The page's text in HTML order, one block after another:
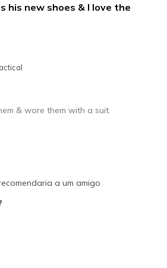
his new shoes & l love the
& wore them with a suit.
a um amigo